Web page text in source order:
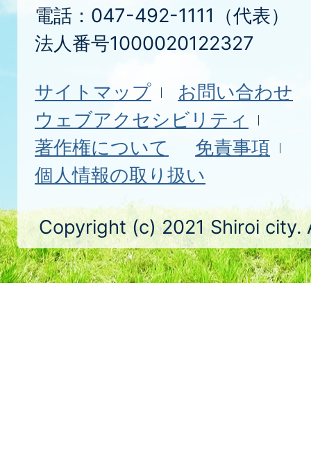
電話：047-492-1111（代表）
法人番号1000020122327
サイトマップ
お問い合わせ
ウェブアクセシビリティ
著作権について
免責事項
個人情報の取り扱い
Copyright (c) 2021 Shiroi city.